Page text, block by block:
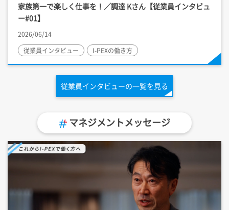
家族第一で楽しく仕事を！／調達 Kさん【従業員インタビュ
ー#01】
2026/06/14
従業員インタビュー
I-PEXの働き方
従業員インタビューの一覧を見る
マネジメントメッセージ